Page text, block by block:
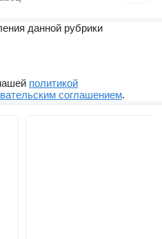
данной рубрики
политикой
соглашением.